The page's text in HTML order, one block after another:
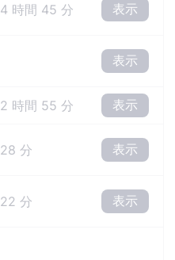
4 時間 45 分 表示
表示
2 時間 55 分 表示
28 分 表示
22 分 表示